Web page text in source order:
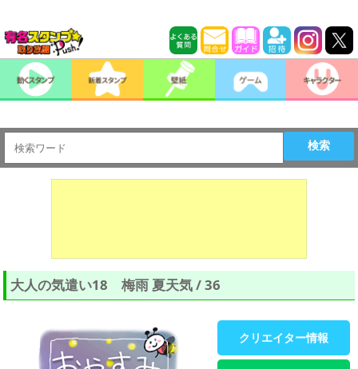
検索
大人の気遣い18 梅雨 夏天気 / 36
クリエイター情報